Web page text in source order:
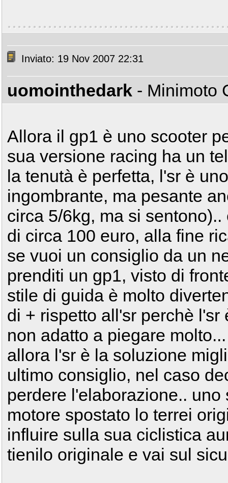
Inviato: 19 Nov 2007 22:31
uomointhedark - Minimoto
Allora il gp1 è uno scooter
sua versione racing ha un
la tenutà è perfetta, l'sr è
ingombrante, ma pesante
circa 5/6kg, ma si
di circa 100 euro, alla fine
se vuoi un consiglio da un
prenditi un gp1, visto di
stile di guida è molto
di + rispetto all'sr perchè
non adatto a piegare
allora l'sr è la soluzione
ultimo consiglio, nel caso
perdere l'elaborazione..
motore spostato lo terrei
influire sulla sua ciclistica
tienilo originale e vai sul